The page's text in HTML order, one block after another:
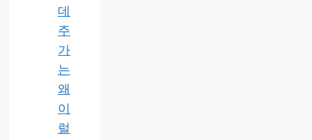
데
주
가
는
왜
이
럴